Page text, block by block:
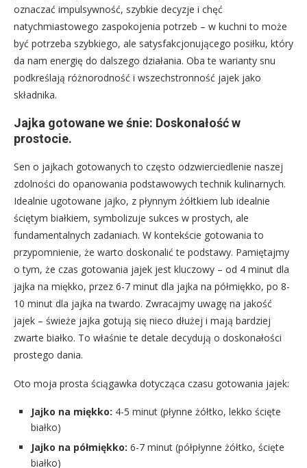
oznaczać impulsywność, szybkie decyzje i chęć
natychmiastowego zaspokojenia potrzeb – w kuchni to może
być potrzeba szybkiego, ale satysfakcjonującego posiłku, który
da nam energię do dalszego działania. Oba te warianty snu
podkreślają różnorodność i wszechstronność jajek jako
składnika.
Jajka gotowane we śnie: Doskonałość w
prostocie.
Sen o jajkach gotowanych to często odzwierciedlenie naszej
zdolności do opanowania podstawowych technik kulinarnych.
Idealnie ugotowane jajko, z płynnym żółtkiem lub idealnie
ściętym białkiem, symbolizuje sukces w prostych, ale
fundamentalnych zadaniach. W kontekście gotowania to
przypomnienie, że warto doskonalić te podstawy. Pamiętajmy
o tym, że czas gotowania jajek jest kluczowy – od 4 minut dla
jajka na miękko, przez 6-7 minut dla jajka na półmiękko, po 8-
10 minut dla jajka na twardo. Zwracajmy uwagę na jakość
jajek – świeże jajka gotują się nieco dłużej i mają bardziej
zwarte białko. To właśnie te detale decydują o doskonałości
prostego dania.
Oto moja prosta ściągawka dotycząca czasu gotowania jajek:
Jajko na miękko: 4-5 minut (płynne żółtko, lekko ścięte
białko)
Jajko na półmiękko: 6-7 minut (półpłynne żółtko, ścięte
białko)